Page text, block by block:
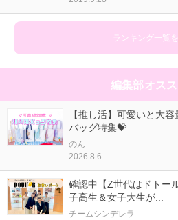
ランキング一覧
編集部オス
【推し活】可愛いと大
バッグ特集💝
のん
2026.8.6
確認中【Z世代はドトー
子高生＆女子大生が...
チームシンデレラ